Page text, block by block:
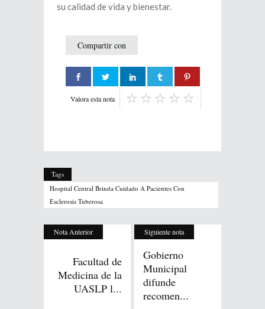
su calidad de vida y bienestar.
Compartir con
Valora esta nota
Tags
Hospital Central Brinda Cuidado A Pacientes Con
Esclerosis Tuberosa
Nota Anterior
Facultad de
Medicina de la
UASLP l...
Siguiente nota
Gobierno
Municipal
difunde
recomen...